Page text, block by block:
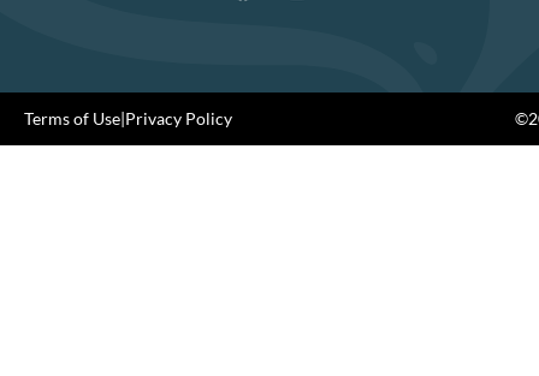
Terms of Use|Privacy Policy